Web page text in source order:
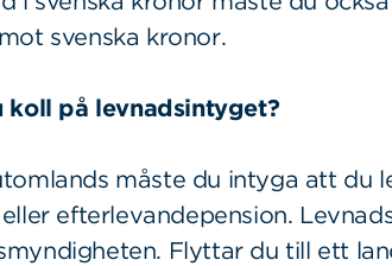
svenska kronor.
koll på levnadsintyget?
måste du intyga att du
efterlevandepension.
Flyttar du till ett